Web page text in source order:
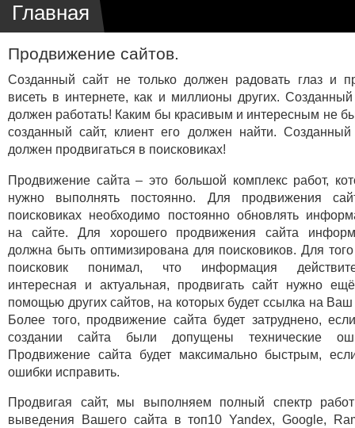
Главная
Продвижение сайтов.
Созданный сайт не только должен радовать глаз и
висеть в интернете, как и миллионы других. Созданный
должен работать! Каким бы красивым и интересным не
созданный сайт, клиент его должен найти. Созданный
должен продвигаться в поисковиках!
Продвижение сайта – это большой комплекс работ,
нужно выполнять постоянно. Для продвижения
поисковиках необходимо постоянно обновлять
на сайте. Для хорошего продвижения сайта
должна быть оптимизирована для поисковиков. Для
поисковик понимал, что информация
интересная и актуальная, продвигать сайт нужно
помощью других сайтов, на которых будет ссылка на Ваш
Более того, продвижение сайта будет затруднено,
создании сайта были допущены технические
Продвижение сайта будет максимально быстрым,
ошибки исправить.
Продвигая сайт, мы выполняем полный спектр
выведения Вашего сайта в топ10 Yandex, Google,